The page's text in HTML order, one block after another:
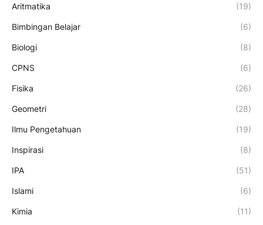
Aritmatika (19)
Bimbingan Belajar (6)
Biologi (8)
CPNS (6)
Fisika (26)
Geometri (28)
Ilmu Pengetahuan (19)
Inspirasi (8)
IPA (51)
Islami (6)
Kimia (11)